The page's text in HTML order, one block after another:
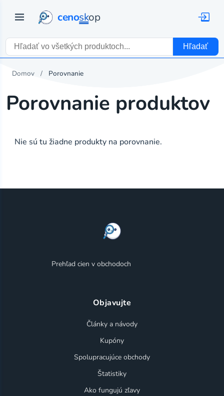
cenoskop
Hľadať
Domov Porovnanie
Porovnanie produktov
Nie sú tu žiadne produkty na porovnanie.
Prehľad cien v obchodoch
Objavujte
Články a návody
Kupóny
Spolupracujúce obchody
Štatistiky
Ako fungujú zľavy